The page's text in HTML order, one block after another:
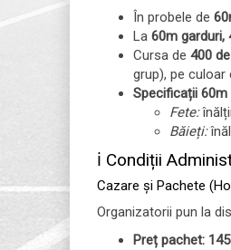
În probele de
La 60m garduri,
Cursa de 400
grup), pe culoar
Specificații 60m
Fete:
Băieți:
ℹ️ Condiții
Cazare și Pachete
Organizatorii pun la
Preț pachet: